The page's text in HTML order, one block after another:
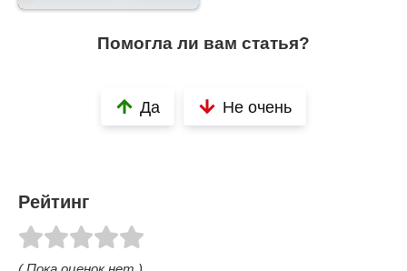
Помогла ли вам статья?
Да Не очень
Рейтинг